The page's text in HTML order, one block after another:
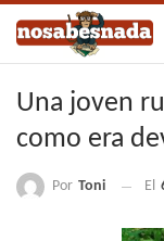
Una joven
como era
Por Toni El